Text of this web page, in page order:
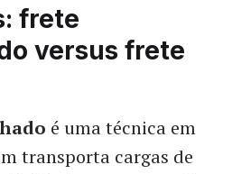
frete
versus frete
é uma técnica em
transporta cargas de